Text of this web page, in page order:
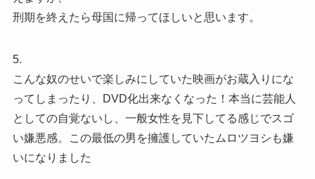
刑期を終えたら母国に帰ってほしいと思います。
5.
こんな奴のせいで楽しみにしていた映画がお蔵入りにな
ってしまったり、DVD化出来なくなった！本当に芸能人
としての自覚ないし、一般女性を見下してる感じでスゴ
い嫌悪感。この最低の男を擁護していたムロツヨシも嫌
いになりました